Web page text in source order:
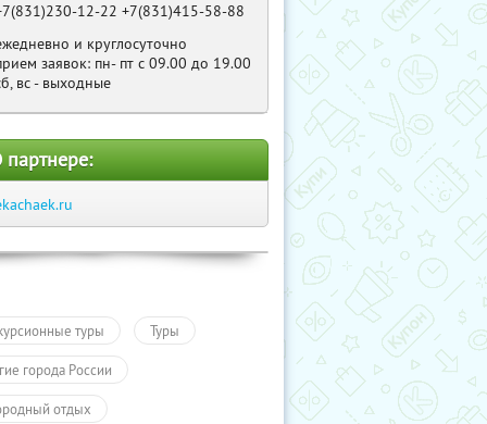
12-22 +7(831)415-58-88
и круглосуточно
заявок: пн- пт с 09.00 до 19.00
вс - выходные
партнере:
туры Туры
города России
отдых